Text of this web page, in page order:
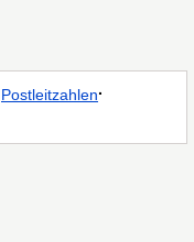
Postleitzahlen·